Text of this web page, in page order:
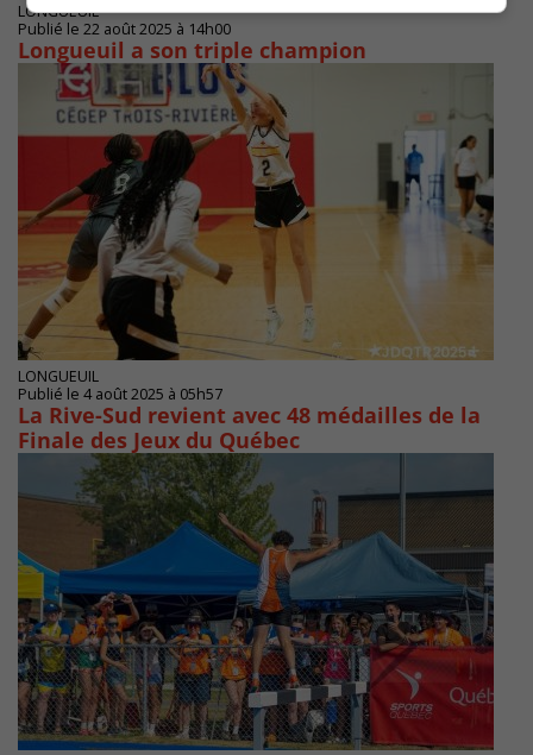
LONGUEUIL
Publié le 22 août 2025 à 14h00
Longueuil a son triple champion
LONGUEUIL
Publié le 4 août 2025 à 05h57
La Rive-Sud revient avec 48 médailles de la
Finale des Jeux du Québec